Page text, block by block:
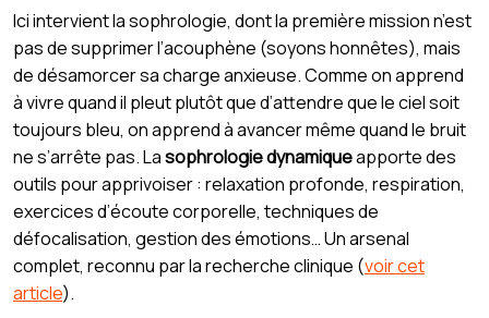
Ici intervient la sophrologie, dont la première mission n’est
pas de supprimer l’acouphène (soyons honnêtes), mais
de désamorcer sa charge anxieuse. Comme on apprend
à vivre quand il pleut plutôt que d’attendre que le ciel soit
toujours bleu, on apprend à avancer même quand le bruit
ne s’arrête pas. Lasophrologie dynamiqueapporte des
outils pour apprivoiser : relaxation profonde, respiration,
exercices d’écoute corporelle, techniques de
défocalisation, gestion des émotions… Un arsenal
complet, reconnu par la recherche clinique (voir cet
article).